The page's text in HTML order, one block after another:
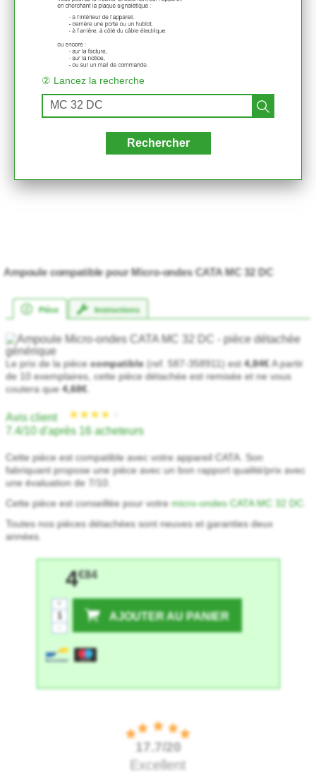
Ampoule compatible pour Micro-ondes CATA MC 32 DC
Pièce Instructions
Le prix de la piècecompatible(ref. 587-358911) est4,84€ A partir
de 10 exemplaires, cette pièce détachée est remisée et ne vous
coutera que4,68€
Avis client
7.4/10 d'après 16 acheteurs
Cette pièce est compatible avec votre appareil CATA. Son
fabriquant propose une pièce avec un bon rapport qualité/prix avec
une évaluation de 7/10.
Cette pièce est conseillée pour votremicro-ondes CATA MC 32 DC
Toutes nos pièces détachées sont neuves et garanties deux
années.
4€84
AJOUTER AU PANIER
② Lancez la recherche
Rechercher